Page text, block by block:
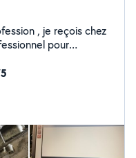
, je reçois chez
pour
de panne ,
en état et
des notions en